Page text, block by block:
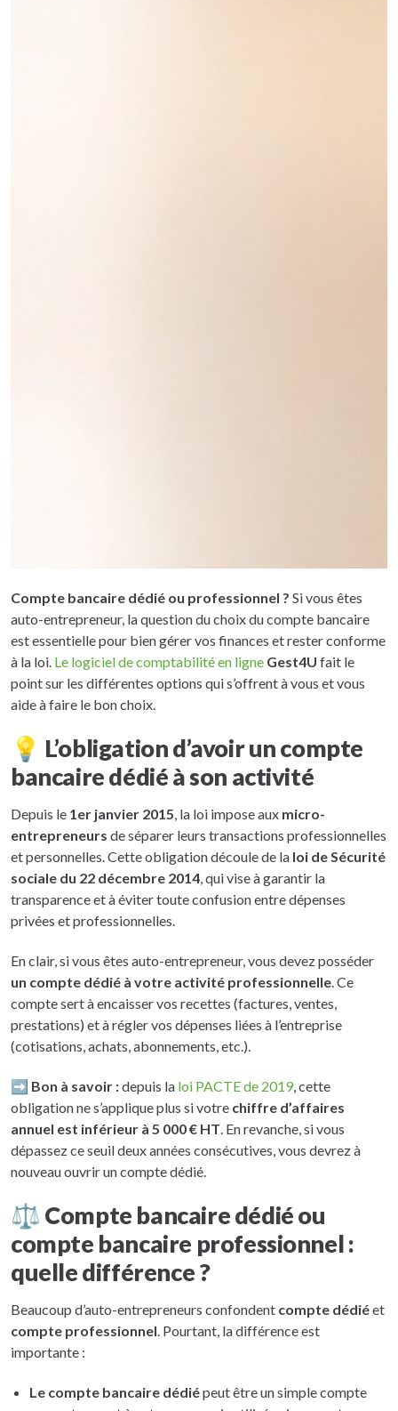
Compte bancaire dédié ou professionnel ? Si vous êtes
auto-entrepreneur, la question du choix du compte bancaire
est essentielle pour bien gérer vos finances et rester conforme
à la loi. Le logiciel de comptabilité en ligne Gest4U fait le
point sur les différentes options qui s’offrent à vous et vous
aide à faire le bon choix.
💡 L’obligation d’avoir un compte
bancaire dédié à son activité
Depuis le 1er janvier 2015 , la loi impose aux micro-
entrepreneurs de séparer leurs transactions professionnelles
et personnelles. Cette obligation découle de la loi de Sécurité
sociale du 22 décembre 2014 , qui vise à garantir la
transparence et à éviter toute confusion entre dépenses
privées et professionnelles.
En clair, si vous êtes auto-entrepreneur, vous devez posséder
un compte dédié à votre activité professionnelle . Ce
compte sert à encaisser vos recettes (factures, ventes,
prestations) et à régler vos dépenses liées à l’entreprise
(cotisations, achats, abonnements, etc.).
➡️ Bon à savoir :depuis la loi PACTE de 2019 , cette
obligation ne s’applique plus si votre chiffre d’affaires
annuel est inférieur à 5 000 € HT . En revanche, si vous
dépassez ce seuil deux années consécutives, vous devrez à
nouveau ouvrir un compte dédié.
⚖️ Compte bancaire dédié ou
compte bancaire professionnel :
quelle différence ?
Beaucoup d’auto-entrepreneurs confondent compte dédiéet
compte professionnel . Pourtant, la différence est
importante :
Le compte bancaire dédiépeut être un simple compte